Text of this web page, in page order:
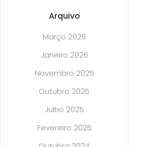
Arquivo
Março 2026
Janeiro 2026
Novembro 2025
Outubro 2025
Julho 2025
Fevereiro 2025